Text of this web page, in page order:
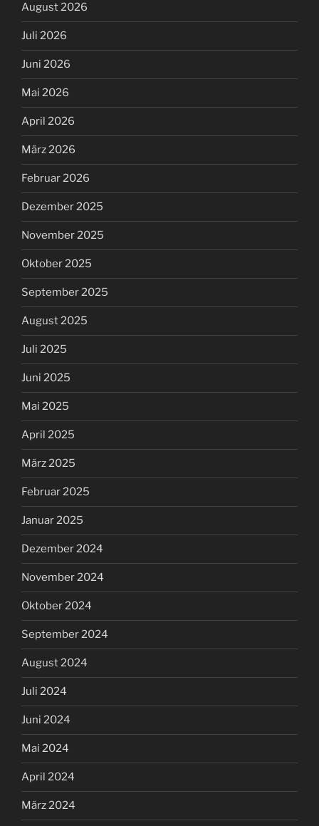
August 2026
Juli 2026
Juni 2026
Mai 2026
April 2026
März 2026
Februar 2026
Dezember 2025
November 2025
Oktober 2025
September 2025
August 2025
Juli 2025
Juni 2025
Mai 2025
April 2025
März 2025
Februar 2025
Januar 2025
Dezember 2024
November 2024
Oktober 2024
September 2024
August 2024
Juli 2024
Juni 2024
Mai 2024
April 2024
März 2024